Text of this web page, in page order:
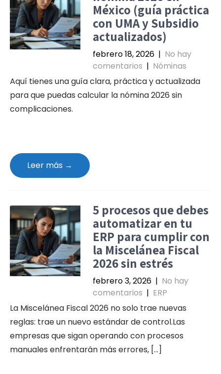
México (guía práctica
con UMA y Subsidio
actualizados)
febrero 18, 2026 | No hay
comentarios | Nóminas
Aquí tienes una guía clara, práctica y actualizada
para que puedas calcular la nómina 2026 sin
complicaciones.
Leer más →
5 procesos que debes
automatizar en tu
ERP para cumplir con
la Miscelánea Fiscal
2026 sin estrés
febrero 3, 2026 | No hay
comentarios | ERP
La Miscelánea Fiscal 2026 no solo trae nuevas
reglas: trae un nuevo estándar de control.Las
empresas que sigan operando con procesos
manuales enfrentarán más errores, […]